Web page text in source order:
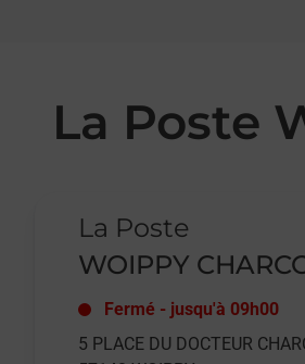
La Poste
La Poste
WOIPPY
Fermé - jusqu'à 09h00
5 PLACE DU DOCTEUR